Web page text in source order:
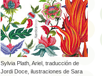
Sylvia Plath, Ariel, traducción de
Jordi Doce, ilustraciones de Sara